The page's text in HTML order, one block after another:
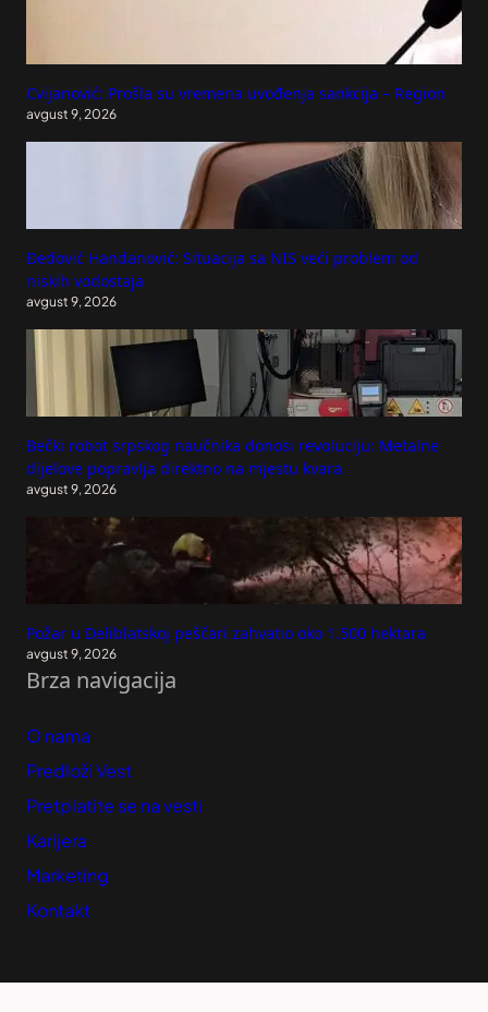
Cvijanović: Prošla su vremena uvođenja sankcija – Region
avgust 9, 2026
Đedović Handanović: Situacija sa NIS veći problem od
niskih vodostaja
avgust 9, 2026
Bečki robot srpskog naučnika donosi revoluciju: Metalne
dijelove popravlja direktno na mjestu kvara
avgust 9, 2026
Požar u Deliblatskoj peščari zahvatio oko 1.500 hektara
avgust 9, 2026
Brza navigacija
O nama
Predloži Vest
Pretplatite se na vesti
Karijera
Marketing
Kontakt